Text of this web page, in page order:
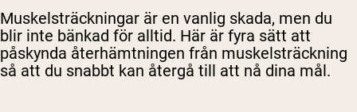
Muskelsträckningar är en vanlig skada, men du
blir inte bänkad för alltid. Här är fyra sätt att
påskynda återhämtningen från muskelsträckning
så att du snabbt kan återgå till att nå dina mål.